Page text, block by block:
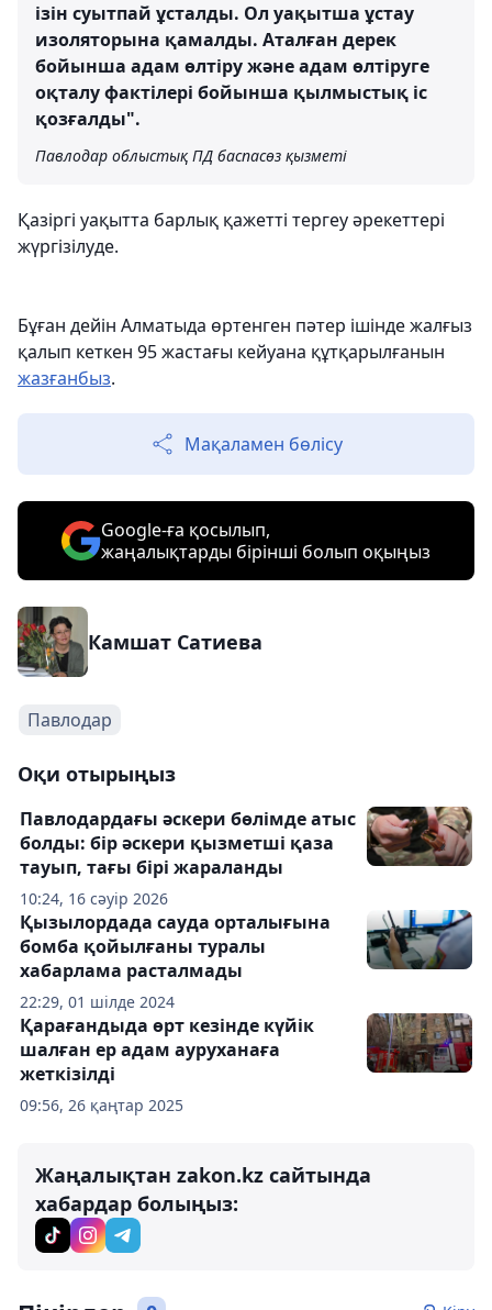
ізін суытпай ұсталды. Ол уақытша ұстау
изоляторына қамалды. Аталған дерек
бойынша адам өлтіру және адам өлтіруге
оқталу фактілері бойынша қылмыстық іс
қозғалды".
Павлодар облыстық ПД баспасөз қызметі
Қазіргі уақытта барлық қажетті тергеу әрекеттері
жүргізілуде.
Бұған дейін Алматыда өртенген пәтер ішінде жалғыз
қалып кеткен 95 жастағы кейуана құтқарылғанын
жазғанбыз.
Мақаламен бөлісу
Google-ға қосылып,
жаңалықтарды бірінші болып оқыңыз
Камшат Сатиева
Павлодар
Оқи отырыңыз
10:24, 16 сәуір 2026
Павлодардағы әскери бөлімде атыс
болды: бір әскери қызметші қаза
тауып, тағы бірі жараланды
22:29, 01 шілде 2024
Қызылордада сауда орталығына
бомба қойылғаны туралы
хабарлама расталмады
09:56, 26 қаңтар 2025
Қарағандыда өрт кезінде күйік
шалған ер адам ауруханаға
жеткізілді
Жаңалықтан zakon.kz сайтында
хабардар болыңыз: